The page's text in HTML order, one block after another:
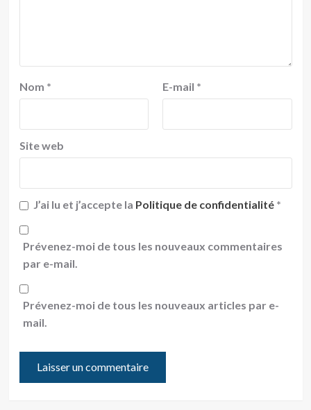
Nom * E-mail *
Site web
J’ai lu et j’accepte la Politique de confidentialité *
Prévenez-moi de tous les nouveaux commentaires
par e-mail.
Prévenez-moi de tous les nouveaux articles par e-
mail.